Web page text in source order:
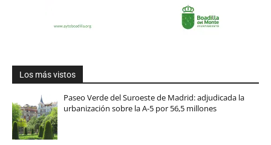
Los más vistos
Paseo Verde del Suroeste de Madrid: adjudicada la
urbanización sobre la A-5 por 56,5 millones